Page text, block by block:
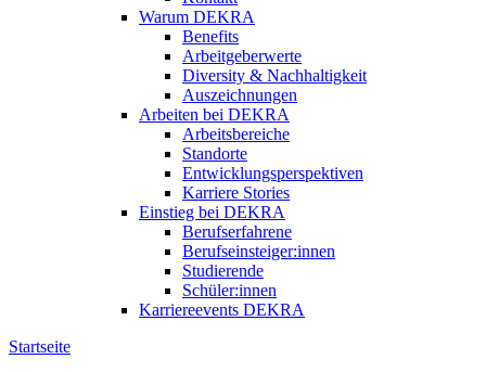
Warum DEKRA
Benefits
Arbeitgeberwerte
Diversity & Nachhaltigkeit
Auszeichnungen
Arbeiten bei DEKRA
Arbeitsbereiche
Standorte
Entwicklungsperspektiven
Karriere Stories
Einstieg bei DEKRA
Berufserfahrene
Berufseinsteiger:innen
Studierende
Schüler:innen
Karriereevents DEKRA
Startseite